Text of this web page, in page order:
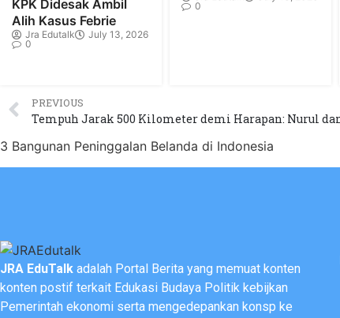
KPK Didesak Ambil
Alih Kasus Febrie
Jra Edutalk
July 13, 2026
0
0
PREVIOUS
3 Bangunan Peninggalan Belanda di Indonesia
JRA EduTalk adalah Portal Berita yang memuat konten
konten postif terkait Edukasi Budaya Politik kebijkan
Pemerintah ekonomi serta mengedepankan konsp ke